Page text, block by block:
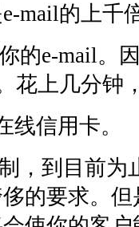
mail的上千
的e-mail。
花上几分钟
信用卡。
，到目前为
的要求。